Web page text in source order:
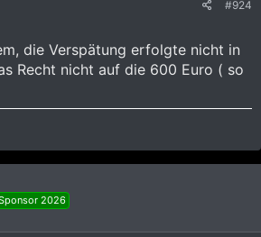
#924
die Verspätung erfolgte nicht in
Recht nicht auf die 600 Euro ( so
2026